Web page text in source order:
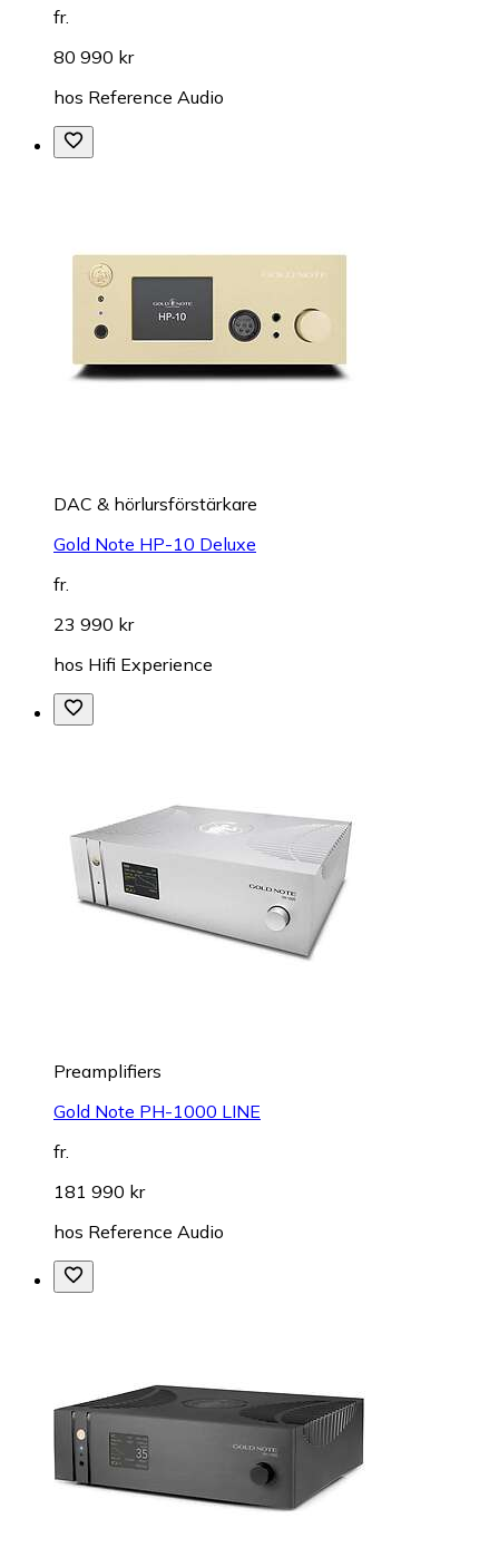
fr.
80 990 kr
hos Reference Audio
DAC & hörlursförstärkare
Gold Note HP-10 Deluxe
fr.
23 990 kr
hos Hifi Experience
Preamplifiers
Gold Note PH-1000 LINE
fr.
181 990 kr
hos Reference Audio